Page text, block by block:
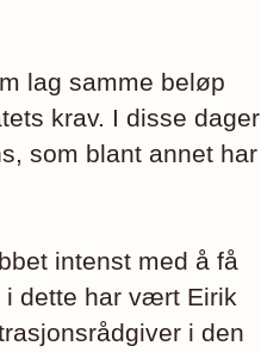
lag samme beløp
krav. I disse dager
som blant annet har
intenst med å få
i dette har vært Eirik
i den